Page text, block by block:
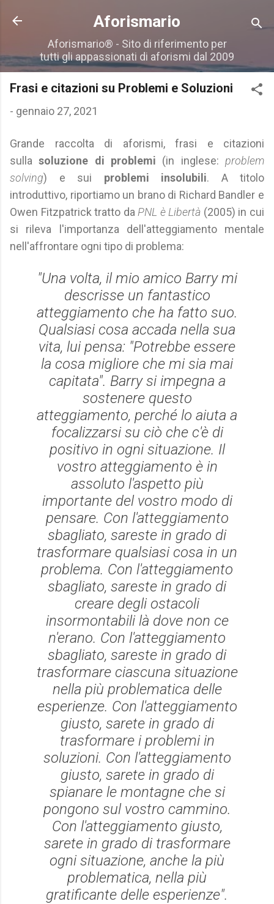
Passa ai contenuti principali
Aforismario
Aforismario® - Sito di riferimento per
tutti gli appassionati di aforismi dal 2009
Frasi e citazioni su Problemi e Soluzioni
- gennaio 27, 2021
Grande raccolta di aforismi, frasi e citazioni
sullasoluzione di problemi (in inglese:problem
solving) e sui problemi insolubili. A titolo
introduttivo, riportiamo un brano di Richard Bandler e
Owen Fitzpatrick tratto da PNL è Libertà (2005) in cui
si rileva l'importanza dell'atteggiamento mentale
nell'affrontare ogni tipo di problema:
"Una volta, il mio amico Barry mi
descrisse un fantastico
atteggiamento che ha fatto suo.
Qualsiasi cosa accada nella sua
vita, lui pensa: "Potrebbe essere
la cosa migliore che mi sia mai
capitata". Barry si impegna a
sostenere questo
atteggiamento, perché lo aiuta a
focalizzarsi su ciò che c'è di
positivo in ogni situazione. Il
vostro atteggiamento è in
assoluto l'aspetto più
importante del vostro modo di
pensare. Con l'atteggiamento
sbagliato, sareste in grado di
trasformare qualsiasi cosa in un
problema. Con l'atteggiamento
sbagliato, sareste in grado di
creare degli ostacoli
insormontabili là dove non ce
n'erano. Con l'atteggiamento
sbagliato, sareste in grado di
trasformare ciascuna situazione
nella più problematica delle
esperienze. Con l'atteggiamento
giusto, sarete in grado di
trasformare i problemi in
soluzioni. Con l'atteggiamento
giusto, sarete in grado di
spianare le montagne che si
pongono sul vostro cammino.
Con l'atteggiamento giusto,
sarete in grado di trasformare
ogni situazione, anche la più
problematica, nella più
gratificante delle esperienze".